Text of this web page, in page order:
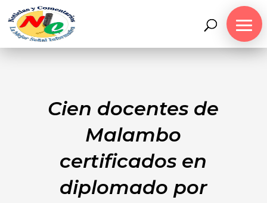
Cien docentes de
Malambo
certificados en
diplomado por